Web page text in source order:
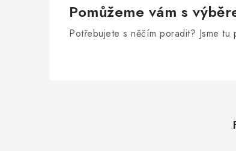
Pomůžeme vám s
Potřebujete s něčím poradit? Jsme tu